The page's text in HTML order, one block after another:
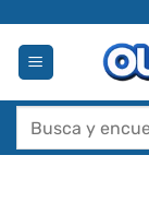
contenido
Buscar